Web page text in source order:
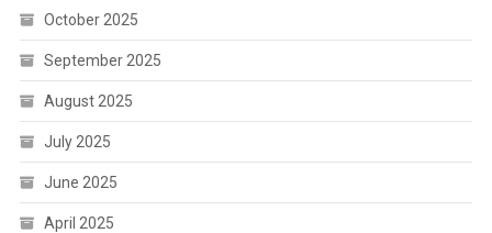
October 2025
September 2025
August 2025
July 2025
June 2025
April 2025